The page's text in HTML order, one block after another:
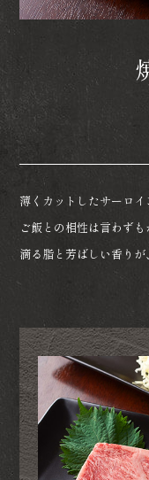
薄くカットしたサーロ
ご飯との相性は言わず
滴る脂と芳ばしい香りが